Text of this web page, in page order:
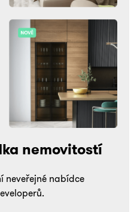
nemovitostí
neveřejné nabídce